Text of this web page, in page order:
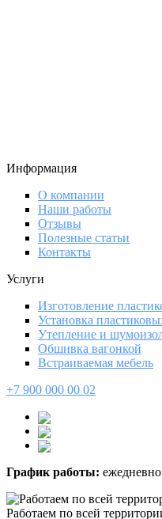
Информация
О компании
Наши работы
Отзывы
Полезные статьи
Контакты
Услуги
Изготовление
Установка
Утепление и
Обшивка вагонкой
Встраиваемая мебель
+7 900 000 00 02
График работы:
Работаем по всей